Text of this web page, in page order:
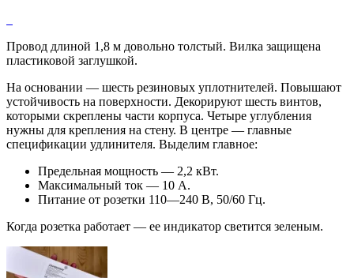
Провод длиной 1,8 м довольно толстый. Вилка защищена
пластиковой заглушкой.
На основании — шесть резиновых уплотнителей. Повышают
устойчивость на поверхности. Декорируют шесть винтов,
которыми скреплены части корпуса. Четыре углубления
нужны для крепления на стену. В центре — главные
спецификации удлинителя. Выделим главное:
Предельная мощность — 2,2 кВт.
Максимальный ток — 10 А.
Питание от розетки 110—240 В, 50/60 Гц.
Когда розетка работает — ее индикатор светится зеленым.